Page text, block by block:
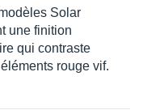
Solar
une finition
qui contraste
rouge vif.